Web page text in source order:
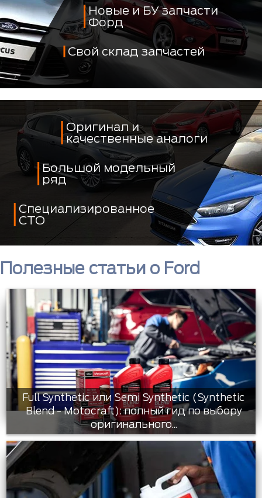
Новые и БУ запчасти
Форд
Свой склад запчастей
Оригинал и
качественные аналоги
Большой модельный
ряд
Специализированное
СТО
Полезные статьи о Ford
Full Synthetic или Semi Synthetic (Synthetic
Blend - Motocraft): полный гид по выбору
оригинального...